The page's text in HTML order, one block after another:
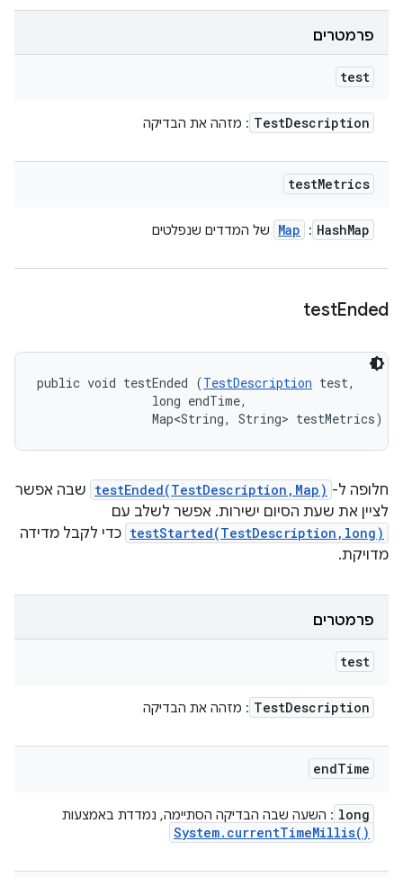
פרמטרים
test
TestDescription : מזהה את הבדיקה
testMetrics
HashMap
:
Map של המדדים שנפלטים
testEnded
public void testEnded (TestDescription test,
                long endTime,
                Map<String, String> testMetrics)
חלופה ל- testEnded(TestDescription,Map) שבה אפשר
לציין את שעת הסיום ישירות. אפשר לשלב עם
testStarted(TestDescription,long) כדי לקבל מדידה
מדויקת.
פרמטרים
test
TestDescription : מזהה את הבדיקה
endTime
long : השעה שבה הבדיקה הסתיימה, נמדדת באמצעות
System. currentTimeMillis( )